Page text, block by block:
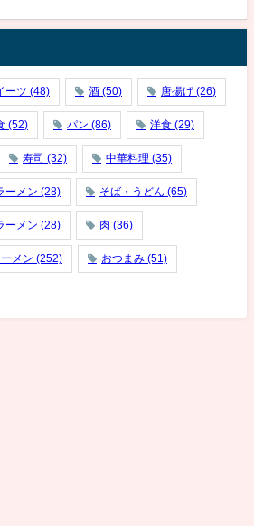
ーツ (48) 酒 (50) 唐揚げ (26)
(52) パン (86) 洋食 (29)
寿司 (32) 中華料理 (35)
ーメン (28) そば・うどん (65)
ーメン (28) 肉 (36)
メン (252) おつまみ (51)